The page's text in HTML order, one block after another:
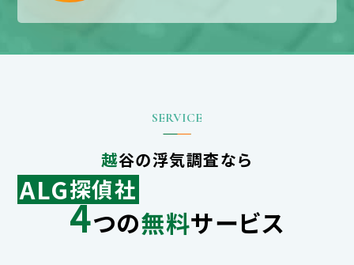
越谷の浮気調査なら
ALG探偵社
4つの無料サービス